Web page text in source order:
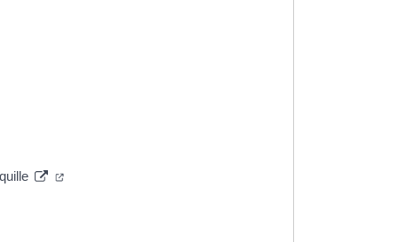
un nouvel onglet)
un nouvel onglet)
onglet)
dans un nouvel onglet)
(ouverture dans un nouvel onglet)
onglet)